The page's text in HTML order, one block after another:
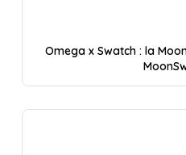
Omega x Swatch : la